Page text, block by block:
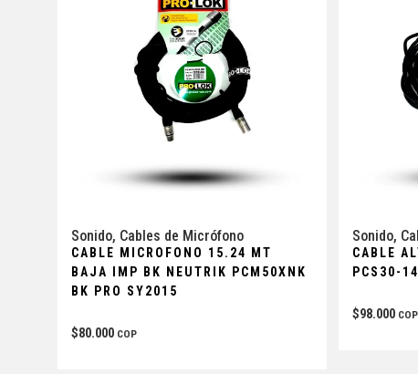
Sonido, Cables de Micrófono
CABLE MICROFONO 15.24 MT
BAJA IMP BK NEUTRIK PCM50XNK
BK PRO SY2015
$80.000 COP
Sonido,
CABLE
PCS30-
$98.000 COP